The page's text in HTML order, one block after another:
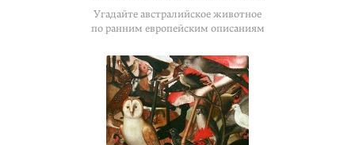
Угадайте австралийское животное
по ранним европейским описаниям